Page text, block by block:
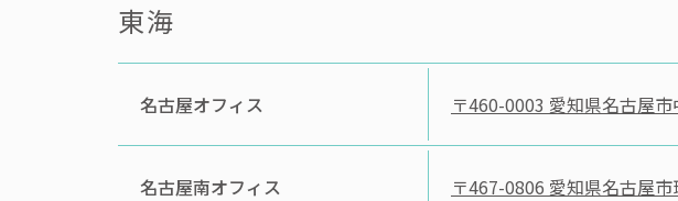
東海
名古屋オフィス 〒460-0003 愛知県名古屋
名古屋南オフィス 〒467-0806 愛知県名古屋